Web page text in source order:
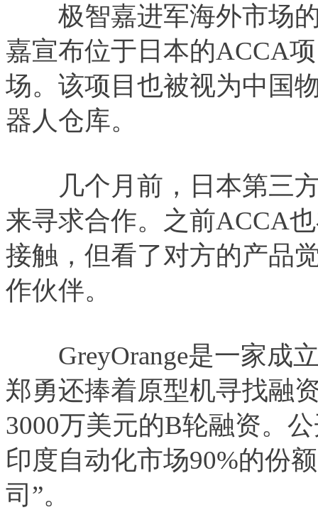
极智嘉进军海外市场的
嘉宣布位于日本的ACCA
场。该项目也被视为中国
器人仓库。
几个月前，日本第三方
来寻求合作。之前ACCA
接触，但看了对方的产品
作伙伴。
GreyOrange是一家成立
郑勇还捧着原型机寻找融
3000万美元的B轮融资。
印度自动化市场90%的份
司”。